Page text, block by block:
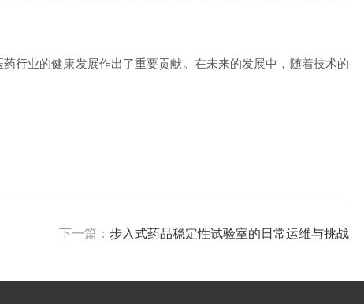
业的健康发展作出了重要贡献。在未来的发展中，随着技术的
下一篇： 步入式药品稳定性试验室的日常运维与挑战